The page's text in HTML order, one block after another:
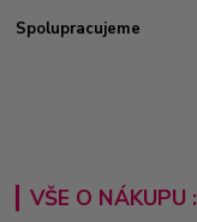
Spolupracujeme
VŠE O NÁKUPU :